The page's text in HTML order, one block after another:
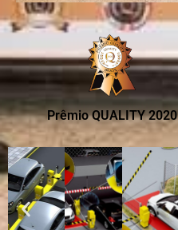
Prêmio QUALITY 2020